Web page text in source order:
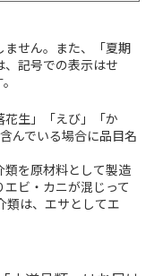
せん。また、「夏期
記号での表示はせ
生」「えび」「か
んでいる場合に品目名
を原材料として製造
ビ・カニが混じって
類は、エサとしてエ